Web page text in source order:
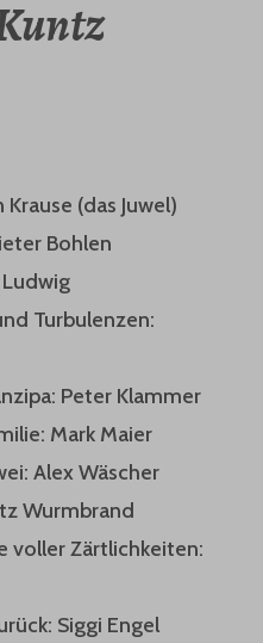
(das Juwel)
Bohlen
Turbulenzen:
Peter Klammer
Mark Maier
Alex Wäscher
Wurmbrand
voller Zärtlichkeiten:
Siggi Engel